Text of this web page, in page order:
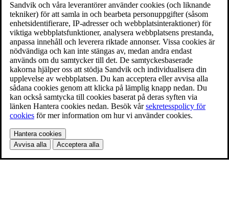
Sandvik och våra leverantörer använder cookies (och liknande
tekniker) för att samla in och bearbeta personuppgifter (såsom
enhetsidentifierare, IP-adresser och webbplatsinteraktioner) för
viktiga webbplatsfunktioner, analysera webbplatsens prestanda,
anpassa innehåll och leverera riktade annonser. Vissa cookies är
nödvändiga och kan inte stängas av, medan andra endast
används om du samtycker till det. De samtyckesbaserade
kakorna hjälper oss att stödja Sandvik och individualisera din
upplevelse av webbplatsen. Du kan acceptera eller avvisa alla
sådana cookies genom att klicka på lämplig knapp nedan. Du
kan också samtycka till cookies baserat på deras syften via
länken Hantera cookies nedan. Besök vårsekretesspolicy för
cookies för mer information om hur vi använder cookies.
Hantera cookies
Avvisa alla
Acceptera alla